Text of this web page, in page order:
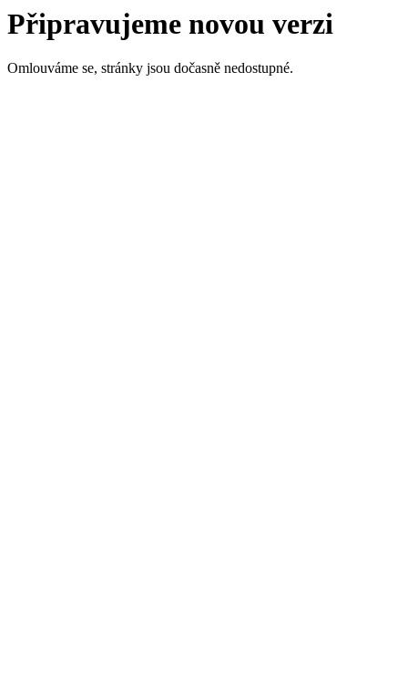
Připravujeme novou verzi
Omlouváme se, stránky jsou dočasně nedostupné.